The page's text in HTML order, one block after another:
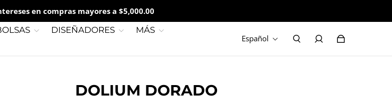
en compras mayores a $5,000.00
DISEÑADORES
MÁS
Español
DOLIUM DORADO